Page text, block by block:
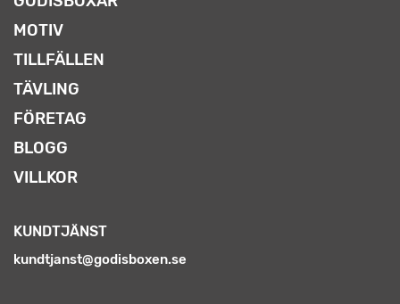
MOTIV
TILLFÄLLEN
TÄVLING
FÖRETAG
BLOGG
VILLKOR
KUNDTJÄNST
kundtjanst@godisboxen.se